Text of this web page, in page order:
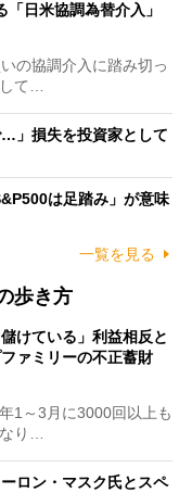
日米協調為替介入」
の協調介入に踏み切っ
て…
…」損失を投資家として
は足踏み」が意味
一覧を見る
歩き方
けている」利益相反と
ァミリーの不正蓄財
1～3月に3000回以上も
り…
ロン・マスク氏とスペ